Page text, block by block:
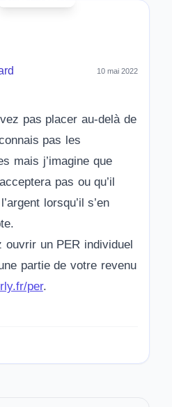
10 mai 2022
pas placer au-delà de
pas les
mais j’imagine que
pas ou qu’il
lorsqu’il s’en
ouvrir un PER individuel
partie de votre revenu
per.